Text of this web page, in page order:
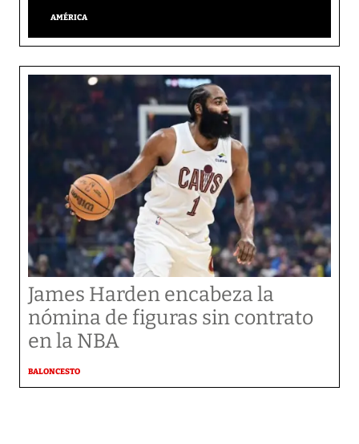
AMÉRICA
James Harden encabeza la
nómina de figuras sin contrato
en la NBA
BALONCESTO